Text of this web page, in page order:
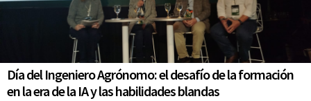
Día del Ingeniero Agrónomo: el desafío de la formación
en la era de la IA y las habilidades blandas